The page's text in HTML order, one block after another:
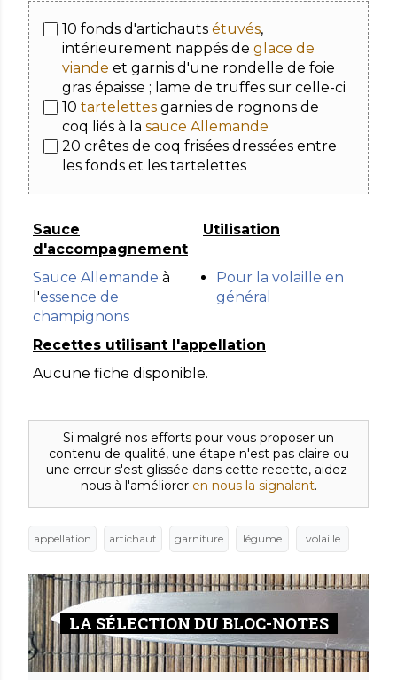
10 fonds d'artichauts étuvés,
intérieurement nappés de glace de
viande et garnis d'une rondelle de foie
gras épaisse ; lame de truffes sur celle-ci
10 tartelettes garnies de rognons de
coq liés à la sauce Allemande
20 crêtes de coq frisées dressées entre
les fonds et les tartelettes
Sauce
d'accompagnement
Utilisation
Sauce Allemande à
l'essence de
champignons
Pour la volaille en
général
Recettes utilisant l'appellation
Aucune fiche disponible.
Si malgré nos efforts pour vous proposer un
contenu de qualité, une étape n'est pas claire ou
une erreur s'est glissée dans cette recette, aidez-
nous à l'améliorer en nous la signalant.
appellation artichaut garniture légume volaille
LA SÉLECTION DU BLOC-NOTES